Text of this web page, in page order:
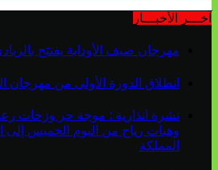
آخـــر الأخبـــار
مهرجان صيف الأوداية يفتتح
انطلاق الدورة الأولى من مهرجان
نشرة انذارية : موجة حر وزخات
وهبات رياح من اليوم الخميس
المملكة